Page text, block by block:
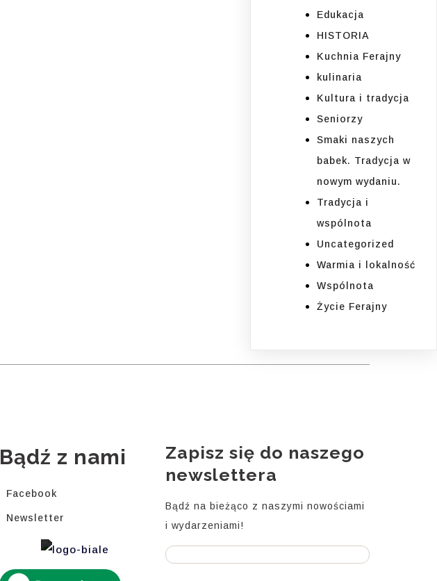
Edukacja
HISTORIA
Kuchnia Ferajny
kulinaria
Kultura i tradycja
Seniorzy
Smaki naszych
babek. Tradycja w
nowym wydaniu.
Tradycja i
wspólnota
Uncategorized
Warmia i lokalność
Wspólnota
Życie Ferajny
Bądź z nami
Facebook
Newsletter
Zapisz się do naszego
newslettera
Bądź na bieżąco z naszymi nowościami
i wydarzeniami!